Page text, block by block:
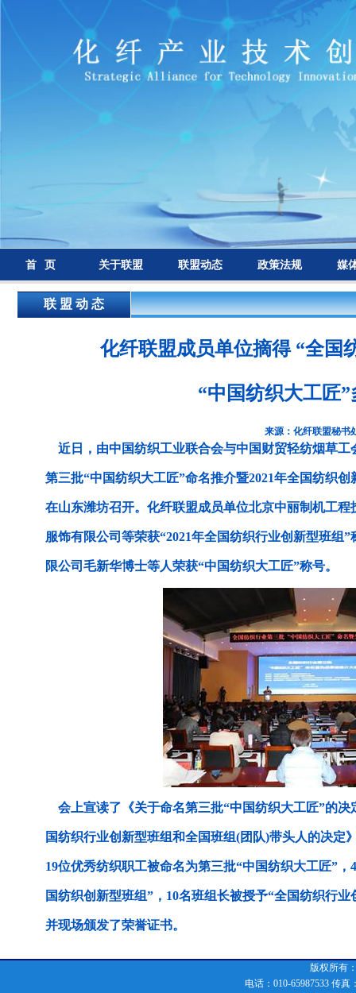
首 页 关于联盟 联盟动态 政策法规 媒
联 盟 动 态
化纤联盟成员单位摘得 “全国
“中国纺织大工匠
来源：化纤联盟秘书
近日，由中国纺织工业联合会与中国财贸轻纺烟草工
第三批“中国纺织大工匠”命名推介暨2021年全国纺织
在山东潍坊召开。化纤联盟成员单位北京中丽制机工
服饰有限公司等荣获“2021年全国纺织行业创新型班组
限公司毛新华博士等人荣获“中国纺织大工匠”称号。
会上宣读了《关于命名第三批“中国纺织大工匠”的决
国纺织行业创新型班组和全国班组(团队)带头人的决定
19位优秀纺织职工被命名为第三批“中国纺织大工匠”
国纺织创新型班组”，10名班组长被授予“全国纺织行
并现场颁发了荣誉证书。
版权所有
电话：010-65987533 传真